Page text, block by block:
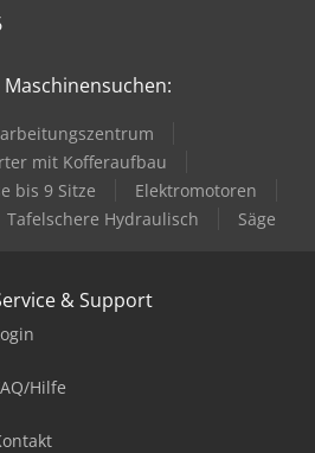
mit Kofferaufbau
bis 9 Sitze
Elektromotoren
Tafelschere Hydraulisch Säge
& Support
Hilfe